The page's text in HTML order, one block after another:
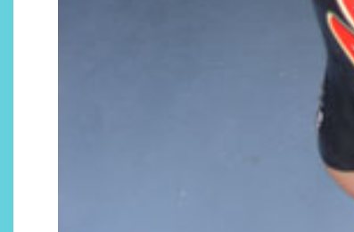
Descubre cómo la
profesional va desde las
cabinas a tu rutina